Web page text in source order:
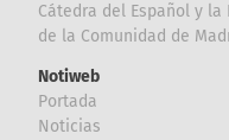
Cátedra del Español y
de la Comunidad de
Notiweb
Portada
Noticias